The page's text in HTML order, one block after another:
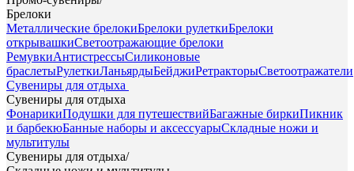
Брелоки
Металлические брелокиБрелоки рулеткиБрелоки
открывашкиСветоотражающие брелоки
РемувкиАнтистрессыСиликоновые
браслетыРулеткиЛаньярдыБейджиРетракторыСветоотражатели
Сувениры для отдыха
Сувениры для отдыха
ФонарикиПодушки для путешествийБагажные биркиПикник
и барбекюБанные наборы и аксессуарыСкладные ножи и
мультитулы
Сувениры для отдыха/